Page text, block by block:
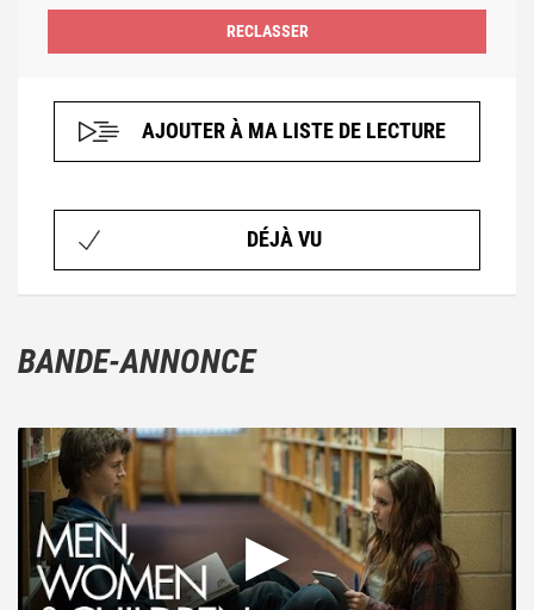
AJOUTER À MA LISTE DE LECTURE
DÉJÀ VU
BANDE-ANNONCE